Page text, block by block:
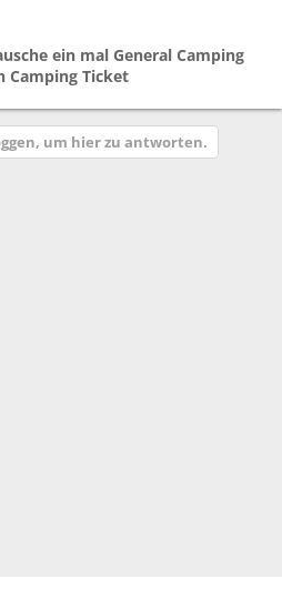
ein mal General Camping
Camping Ticket
um hier zu antworten.